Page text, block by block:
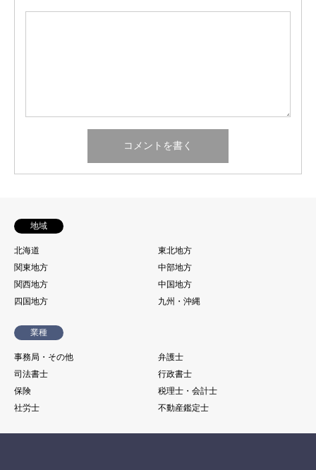
地域
北海道
東北地方
関東地方
中部地方
関西地方
中国地方
四国地方
九州・沖縄
業種
事務局・その他
弁護士
司法書士
行政書士
保険
税理士・会計士
社労士
不動産鑑定士